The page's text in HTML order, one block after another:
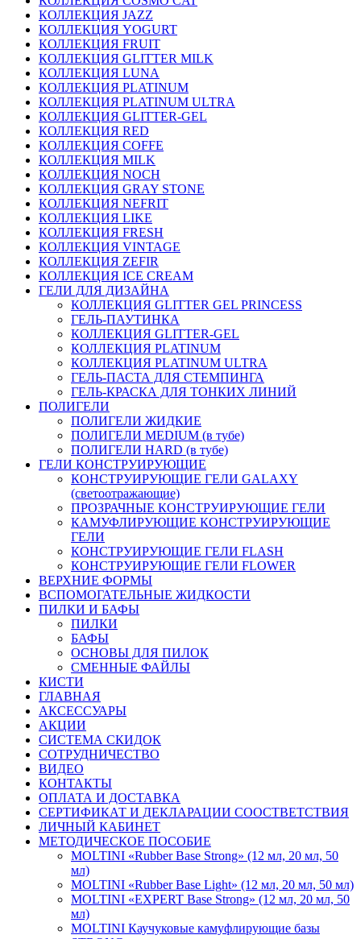
КОЛЛЕКЦИЯ JAZZ
КОЛЛЕКЦИЯ YOGURT
КОЛЛЕКЦИЯ FRUIT
КОЛЛЕКЦИЯ GLITTER MILK
КОЛЛЕКЦИЯ LUNA
КОЛЛЕКЦИЯ PLATINUM
КОЛЛЕКЦИЯ PLATINUM ULTRA
КОЛЛЕКЦИЯ GLITTER-GEL
КОЛЛЕКЦИЯ RED
КОЛЛЕКЦИЯ COFFE
КОЛЛЕКЦИЯ MILK
КОЛЛЕКЦИЯ NOCH
КОЛЛЕКЦИЯ GRAY STONE
КОЛЛЕКЦИЯ NEFRIT
КОЛЛЕКЦИЯ LIKE
КОЛЛЕКЦИЯ FRESH
КОЛЛЕКЦИЯ VINTAGE
КОЛЛЕКЦИЯ ZEFIR
КОЛЛЕКЦИЯ ICE CREAM
ГЕЛИ ДЛЯ ДИЗАЙНА
КОЛЛЕКЦИЯ GLITTER GEL PRINCESS
ГЕЛЬ-ПАУТИНКА
КОЛЛЕКЦИЯ GLITTER-GEL
КОЛЛЕКЦИЯ PLATINUM
КОЛЛЕКЦИЯ PLATINUM ULTRA
ГЕЛЬ-ПАСТА ДЛЯ СТЕМПИНГА
ГЕЛЬ-КРАСКА ДЛЯ ТОНКИХ ЛИНИЙ
ПОЛИГЕЛИ
ПОЛИГЕЛИ ЖИДКИЕ
ПОЛИГЕЛИ MEDIUM (в тубе)
ПОЛИГЕЛИ HARD (в тубе)
ГЕЛИ КОНСТРУИРУЮЩИЕ
КОНСТРУИРУЮЩИЕ ГЕЛИ GALAXY
(светоотражающие)
ПРОЗРАЧНЫЕ КОНСТРУИРУЮЩИЕ ГЕЛИ
КАМУФЛИРУЮЩИЕ КОНСТРУИРУЮЩИЕ
ГЕЛИ
КОНСТРУИРУЮЩИЕ ГЕЛИ FLASH
КОНСТРУИРУЮЩИЕ ГЕЛИ FLOWER
ВЕРХНИЕ ФОРМЫ
ВСПОМОГАТЕЛЬНЫЕ ЖИДКОСТИ
ПИЛКИ И БАФЫ
ПИЛКИ
БАФЫ
ОСНОВЫ ДЛЯ ПИЛОК
СМЕННЫЕ ФАЙЛЫ
КИСТИ
ГЛАВНАЯ
АКСЕССУАРЫ
АКЦИИ
СИСТЕМА СКИДОК
СОТРУДНИЧЕСТВО
ВИДЕО
КОНТАКТЫ
ОПЛАТА И ДОСТАВКА
СЕРТИФИКАТ И ДЕКЛАРАЦИИ СООСТВЕТСТВИЯ
ЛИЧНЫЙ КАБИНЕТ
МЕТОДИЧЕСКОЕ ПОСОБИЕ
MOLTINI «Rubber Base Strong» (12 мл, 20 мл, 50
мл)
MOLTINI «Rubber Base Light» (12 мл, 20 мл, 50 мл)
MOLTINI «EXPERT Base Strong» (12 мл, 20 мл, 50
мл)
MOLTINI Каучуковые камуфлирующие базы